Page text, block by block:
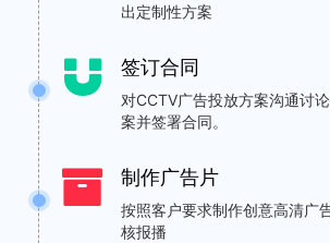
出定制性方案
签订合同
对CCTV广告投放方案沟通讨
案并签署合同。
制作广告片
按照客户要求制作创意高清广
核报播